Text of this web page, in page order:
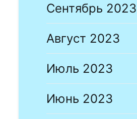
Сентябрь 2023
Август 2023
Июль 2023
Июнь 2023